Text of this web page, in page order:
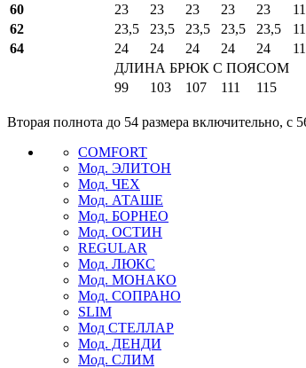
60
23 23 23 23 23
62
23,5 23,5 23,5 23,5 23,5
64
24 24 24 24 24
ДЛИНА БРЮК С ПОЯСОМ
99
103 107 111 115
Вторая полнота до 54 размера включительно, с
COMFORT
Мод. ЭЛИТОН
Мод. ЧЕХ
Мод. АТАШЕ
Мод. БОРНЕО
Мод. ОСТИН
REGULAR
Мод. ЛЮКС
Мод. МОНАКО
Мод. СОПРАНО
SLIM
Мод СТЕЛЛАР
Мод. ДЕНДИ
Мод. СЛИМ